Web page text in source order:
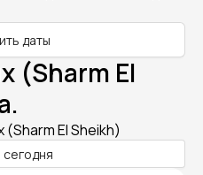
даты
(Sharm El
El Sheikh)